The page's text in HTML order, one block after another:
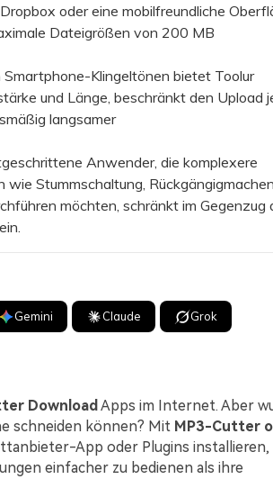
oder eine mobilfreundliche
Dateigrößen von 200 MB
Klingeltönen bietet Toolur
und Länge, beschränkt den Upload
langsamer
Anwender, die komplexere
Stummschaltung,
möchten, schränkt im Gegenzug
Gemini Claude Grok
Download Apps im Internet. Aber
schneiden können? Mit MP3-Cutter
App oder Plugins installieren,
einfacher zu bedienen als ihre